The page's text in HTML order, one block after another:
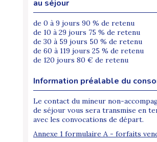
au séjour
de 0 à 9 jours 90 % de retenu
de 10 à 29 jours 75 % de retenu
de 30 à 59 jours 50 % de retenu
de 60 à 119 jours 25 % de retenu
de 120 jours 80 € de retenu
Information préalable du
Le contact du mineur non-
de séjour vous sera transmise en
avec les convocations de départ.
Annexe 1 formulaire A - forfaits